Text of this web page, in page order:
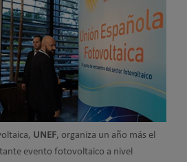
UNEF, organiza un año más el
evento fotovoltaico a nivel